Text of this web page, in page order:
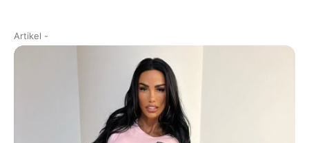
Artikel -